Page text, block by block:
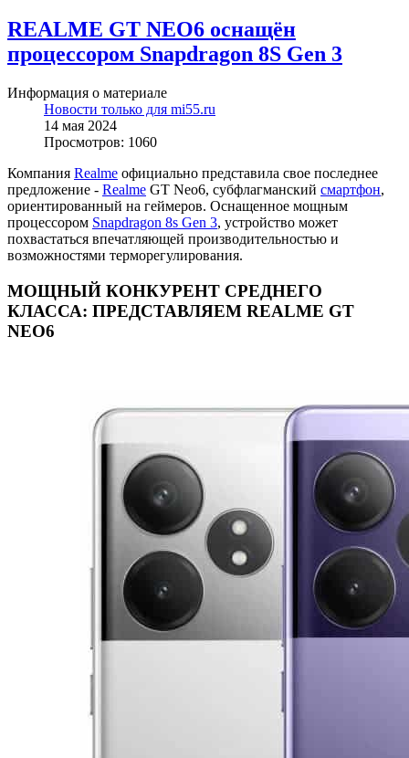
REALME GT NEO6 оснащён
процессором Snapdragon 8S Gen 3
Информация о материале
Новости только для mi55.ru
14 мая 2024
Просмотров: 1060
Компания Realme официально представила свое последнее
предложение - Realme GT Neo6, субфлагманский смартфон,
ориентированный на геймеров. Оснащенное мощным
процессором Snapdragon 8s Gen 3, устройство может
похвастаться впечатляющей производительностью и
возможностями терморегулирования.
МОЩНЫЙ КОНКУРЕНТ СРЕДНЕГО
КЛАССА: ПРЕДСТАВЛЯЕМ REALME GT
NEO6